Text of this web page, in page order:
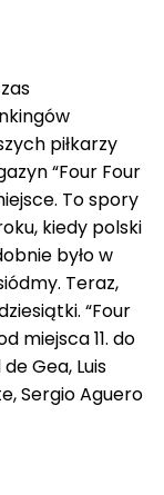
piłkarzy
“Four Four
To spory
kiedy polski
było w
Teraz,
“Four
miejsca 11. do
Gea, Luis
Sergio Aguero